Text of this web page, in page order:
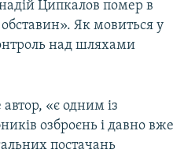
Ципкалов помер в
Як мовиться у
над шляхами
«є одним із
озброєнь і давно вже
постачань